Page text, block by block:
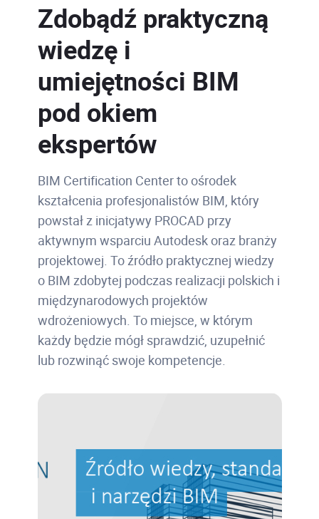
Zdobądź praktyczną
wiedzę i
umiejętności BIM
pod okiem
ekspertów
BIM Certification Center to ośrodek
kształcenia profesjonalistów BIM, który
powstał z inicjatywy PROCAD przy
aktywnym wsparciu Autodesk oraz branży
projektowej. To źródło praktycznej wiedzy
o BIM zdobytej podczas realizacji polskich i
międzynarodowych projektów
wdrożeniowych. To miejsce, w którym
każdy będzie mógł sprawdzić, uzupełnić
lub rozwinąć swoje kompetencje.